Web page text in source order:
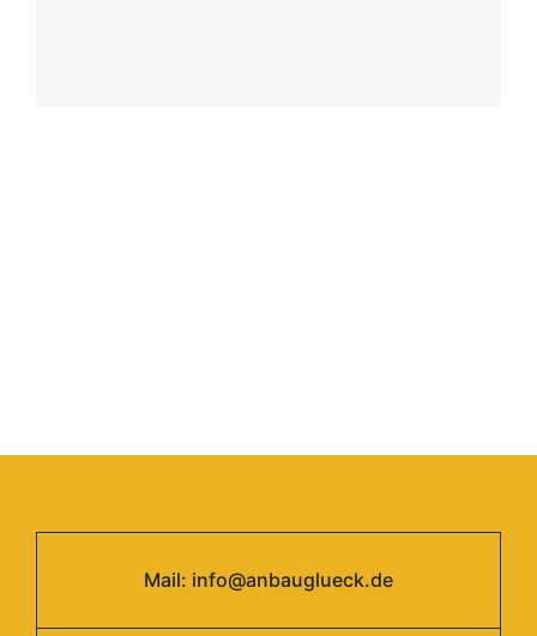
Mail: info@anbauglueck.de